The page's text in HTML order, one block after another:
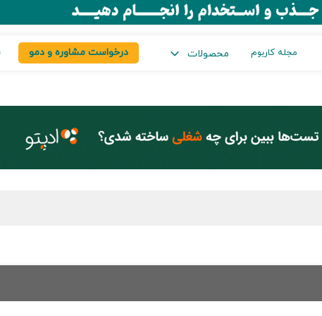
مجله کاربوم محصولات درخواست مشاوره و دمو